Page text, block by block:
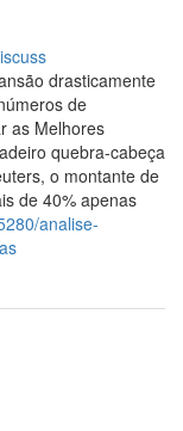
drasticamente
de
as Melhores
quebra-cabeça
o montante de
de 40% apenas
analise-